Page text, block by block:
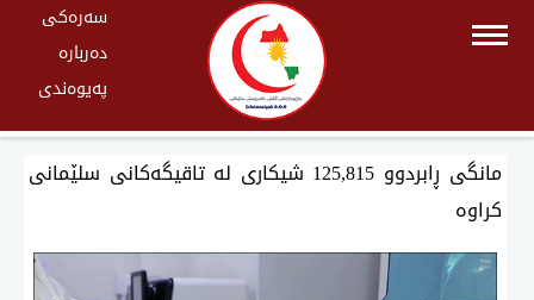
سەرەکی
دەربارە
پەیوەندی
مانگی ڕابردوو 125,815 شیكاری لە تاقیگەكانی سلێمانی
كراوە